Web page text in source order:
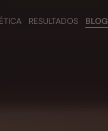
RESULTADOS BLOG